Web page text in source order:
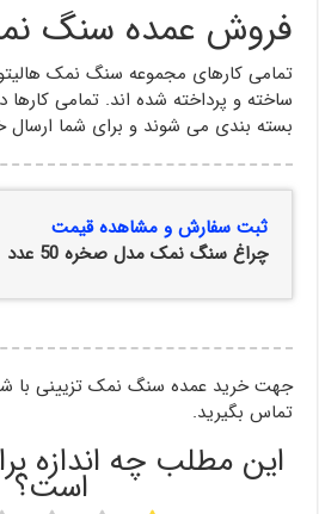
فروش عمده سنگ
تمامی کارهای مجموعه سنگ نمک
ساخته و پرداخته شده اند. تمامی کارها
بسته بندی می شوند و برای شما ارسال
ثبت سفارش و مشاهده قیمت
چراغ سنگ نمک مدل صخره 50 عدد
جهت خرید عمده سنگ نمک تزیینی با
تماس بگیرید.
این مطلب چه اندازه
است؟